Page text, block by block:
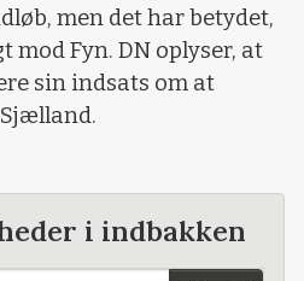
men det har betydet,
mod Fyn. DN oplyser, at
sin indsats om at
i indbakken